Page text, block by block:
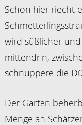
Schon hier riecht
wird süßlicher
mittendrin,
schnuppere die
Der Garten
Menge an